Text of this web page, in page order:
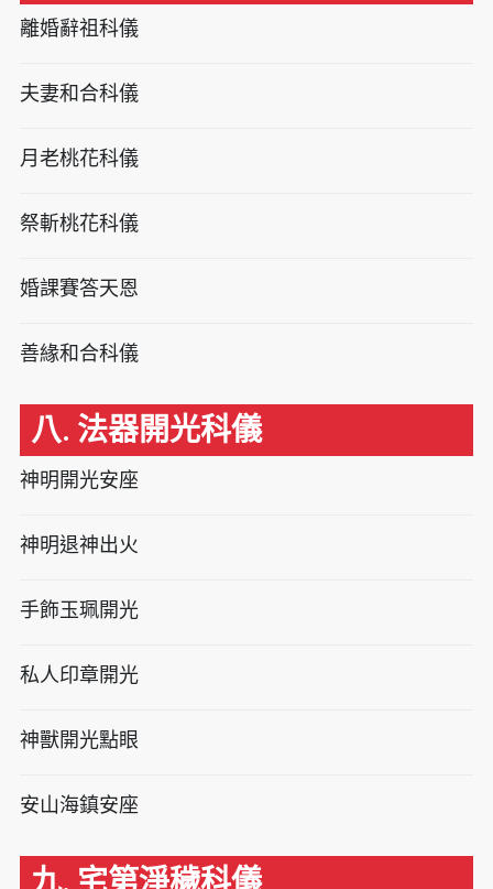
離婚辭祖科儀
夫妻和合科儀
月老桃花科儀
祭斬桃花科儀
婚課賽答天恩
善緣和合科儀
八. 法器開光科儀
神明開光安座
神明退神出火
手飾玉珮開光
私人印章開光
神獸開光點眼
安山海鎮安座